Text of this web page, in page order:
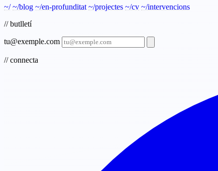
~/ ~/blog ~/en-profunditat ~/projectes ~/cv ~/intervencions
// butlletí
tu@exemple.com
// connecta